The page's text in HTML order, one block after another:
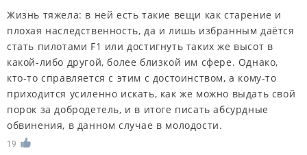
Жизнь тяжела: в ней есть такие вещи как старение и
плохая наследственность, да и лишь избранным даётся
стать пилотами F1 или достигнуть таких же высот в
какой-либо другой, более близкой им сфере. Однако,
кто-то справляется с этим с достоинством, а кому-то
приходится усиленно искать, как же можно выдать свой
порок за добродетель, и в итоге писать абсурдные
обвинения, в данном случае в молодости.
19